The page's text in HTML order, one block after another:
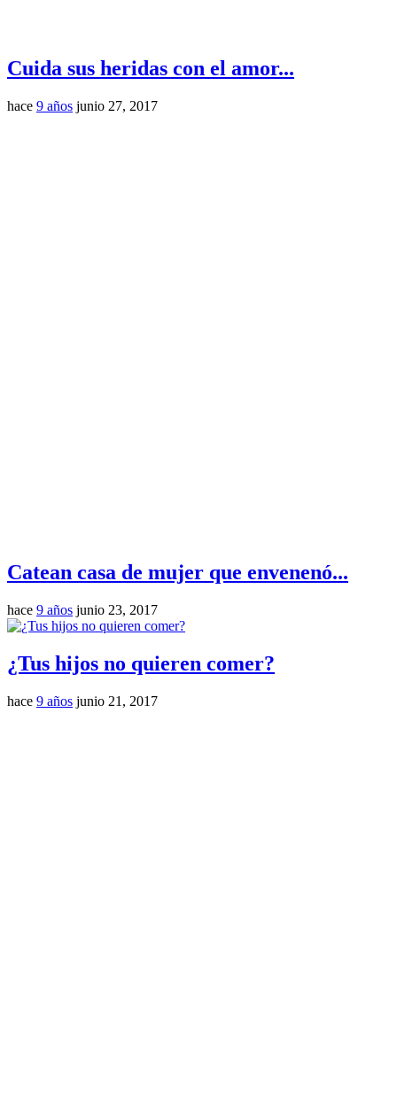
Cuida sus heridas con el amor...
hace 9 años junio 27, 2017
Catean casa de mujer que envenenó...
hace 9 años junio 23, 2017
¿Tus hijos no quieren comer?
hace 9 años junio 21, 2017